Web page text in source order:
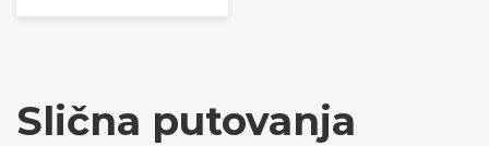
Slična putovanja